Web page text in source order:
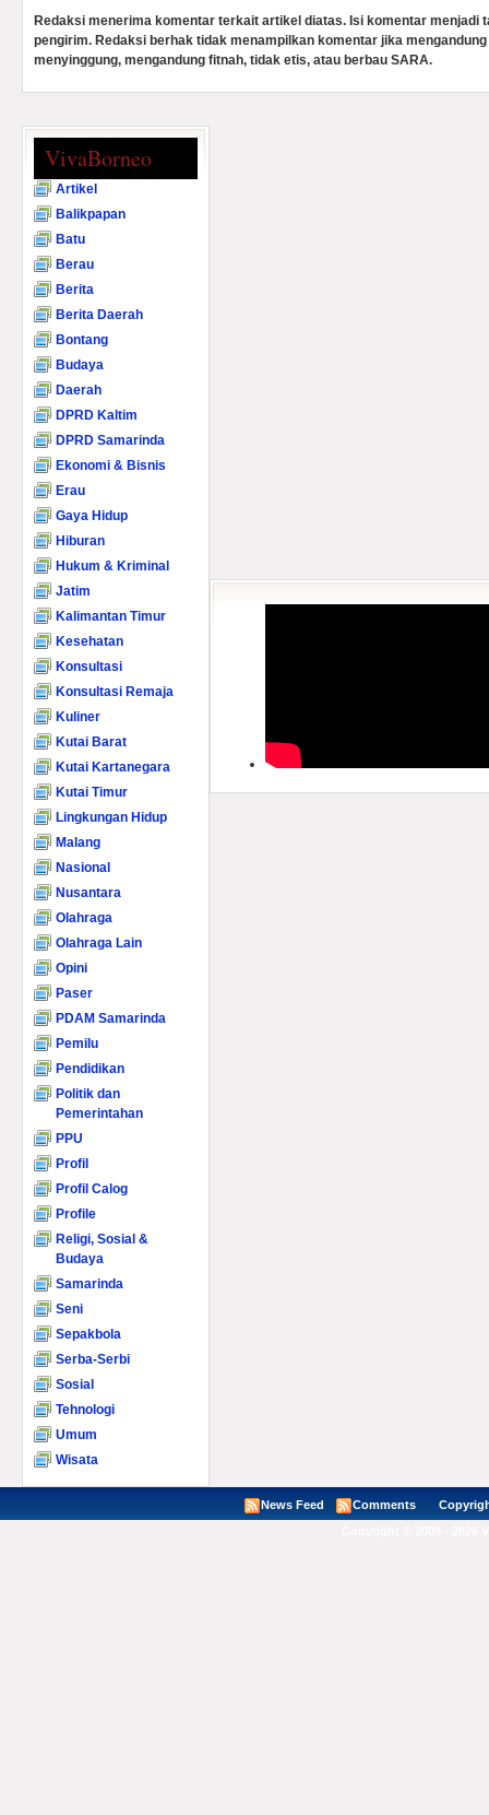
Redaksi menerima komentar terkait artikel diatas. Isi komentar menjadi
pengirim. Redaksi berhak tidak menampilkan komentar jika
menyinggung, mengandung fitnah, tidak etis, atau berbau SARA.
VivaBorneo
Artikel
Balikpapan
Batu
Berau
Berita
Berita Daerah
Bontang
Budaya
Daerah
DPRD Kaltim
DPRD Samarinda
Ekonomi & Bisnis
Erau
Gaya Hidup
Hiburan
Hukum & Kriminal
Jatim
Kalimantan Timur
Kesehatan
Konsultasi
Konsultasi Remaja
Kuliner
Kutai Barat
Kutai Kartanegara
Kutai Timur
Lingkungan Hidup
Malang
Nasional
Nusantara
Olahraga
Olahraga Lain
Opini
Paser
PDAM Samarinda
Pemilu
Pendidikan
Politik dan
Pemerintahan
PPU
Profil
Profil Calog
Profile
Religi, Sosial &
Budaya
Samarinda
Seni
Sepakbola
Serba-Serbi
Sosial
Tehnologi
Umum
Wisata
News Feed Comments Copyright